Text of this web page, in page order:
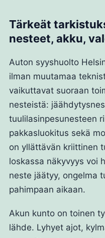
Tärkeät
nesteet, akku,
Auton syyshuolto
ilman muutamaa
vaikuttavat suoraan
nesteistä:
tuulilasinpesunesteen
pakkasluokitus sekä
on yllättävän kriittinen
loskassa näkyvyys voi
neste jäätyy, ongelma
pahimpaan aikaan.
Akun kunto on toinen
lähde. Lyhyet ajot,